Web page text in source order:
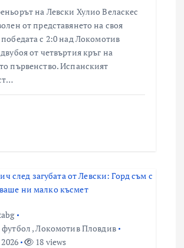
на Левски Хулио Веласкес
от представянето на своя
с 2:0 над Локомотив
от четвъртия кръг на
първенство. Испанският
футбол ,Локомотив Пловдив
18 views